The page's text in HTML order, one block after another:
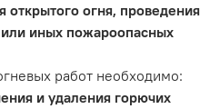
огня, проведения
иных пожароопасных
работ необходимо:
и удаления горючих